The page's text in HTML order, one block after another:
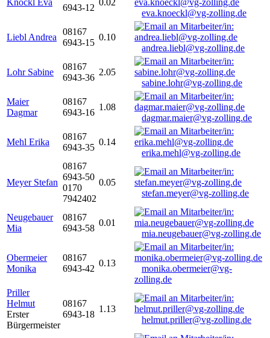
Knöckl Eva
6943-12
0.02
eva.knoeckl@vg-zolling.de
Liebl Andrea
08167
6943-15
0.10
andrea.liebl@vg-zolling.de
Lohr Sabine
08167
6943-36
2.05
sabine.lohr@vg-zolling.de
Maier
Dagmar
08167
6943-16
1.08
dagmar.maier@vg-zolling.de
Mehl Erika
08167
6943-35
0.14
erika.mehl@vg-zolling.de
Meyer Stefan
08167
6943-50
0170
7942402
0.05
stefan.meyer@vg-zolling.de
Neugebauer
Mia
08167
6943-58
0.01
mia.neugebauer@vg-zolling.de
Obermeier
Monika
08167
6943-42
0.13
monika.obermeier@vg-
zolling.de
Priller
Helmut
Erster
Bürgermeister
08167
6943-18
1.13
helmut.priller@vg-zolling.de